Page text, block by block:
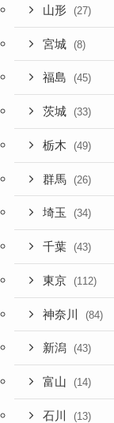
山形 (27)
宮城 (8)
福島 (45)
茨城 (33)
栃木 (49)
群馬 (26)
埼玉 (34)
千葉 (43)
東京 (112)
神奈川 (84)
新潟 (43)
富山 (14)
石川 (13)